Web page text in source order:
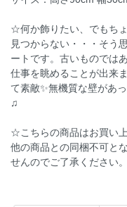
☆何か飾りたい、でもち
見つからない・・・そう
ートです。古いものでは
仕事を眺めることが出来
て素敵✨無機質な壁があ
♫
☆こちらの商品はお買い
他の商品との同梱不可と
せんのでご了承ください。